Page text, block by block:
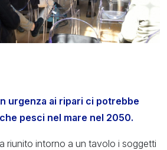
urgenza ai ripari ci potrebbe
pesci nel mare nel 2050.
riunito intorno a un tavolo i soggetti